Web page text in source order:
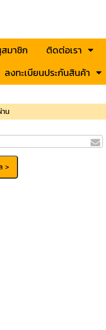
มาชิก ติดต่อเรา
ลงทะเบียนประกันสินค้า
น